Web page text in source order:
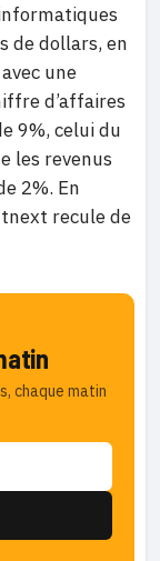
de dollars, en
une
d’affaires
9%, celui du
les revenus
2%. En
recule de
chaque matin